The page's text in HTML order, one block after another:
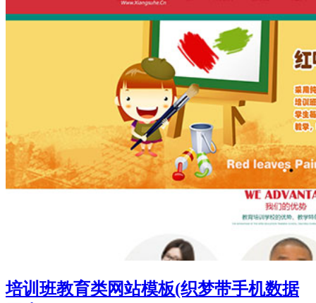
培训班教育类网站模板(织梦带手机数据